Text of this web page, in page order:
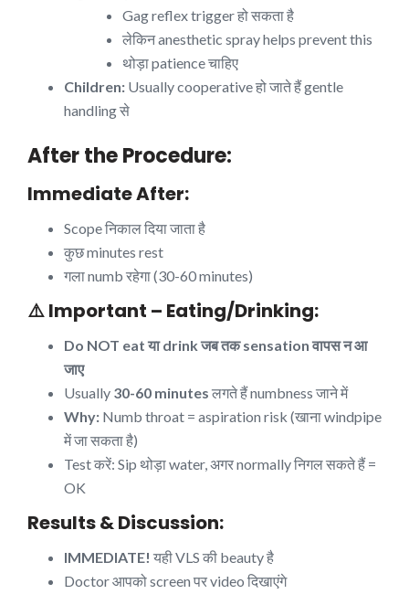
Gag reflex trigger हो सकता है
लेकिन anesthetic spray helps prevent this
थोड़ा patience चाहिए
Children: Usually cooperative हो जाते हैं gentle
handling से
After the Procedure:
Immediate After:
Scope निकाल दिया जाता है
कुछ minutes rest
गला numb रहेगा (30-60 minutes)
⚠️ Important – Eating/Drinking:
Do NOT eat या drink जब तक sensation वापस न आ
जाए
Usually 30-60 minutes लगते हैं numbness जाने में
Why: Numb throat = aspiration risk (खाना windpipe
में जा सकता है)
Test करें: Sip थोड़ा water, अगर normally निगल सकते हैं =
OK
Results & Discussion:
IMMEDIATE! यही VLS की beauty है
Doctor आपको screen पर video दिखाएंगे